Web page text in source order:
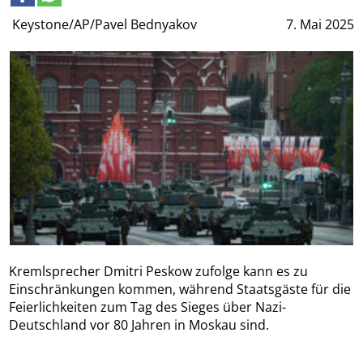
Keystone/AP/Pavel Bednyakov 7. Mai 2025
Kremlsprecher Dmitri Peskow zufolge kann es zu
Einschränkungen kommen, während Staatsgäste für die
Feierlichkeiten zum Tag des Sieges über Nazi-
Deutschland vor 80 Jahren in Moskau sind.